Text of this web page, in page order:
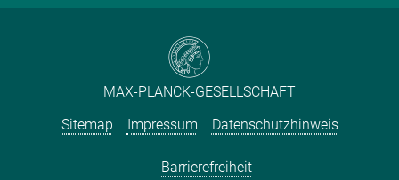
MAX-PLANCK-GESELLSCHAFT
Sitemap
Impressum Datenschutzhinweis
Barrierefreiheit